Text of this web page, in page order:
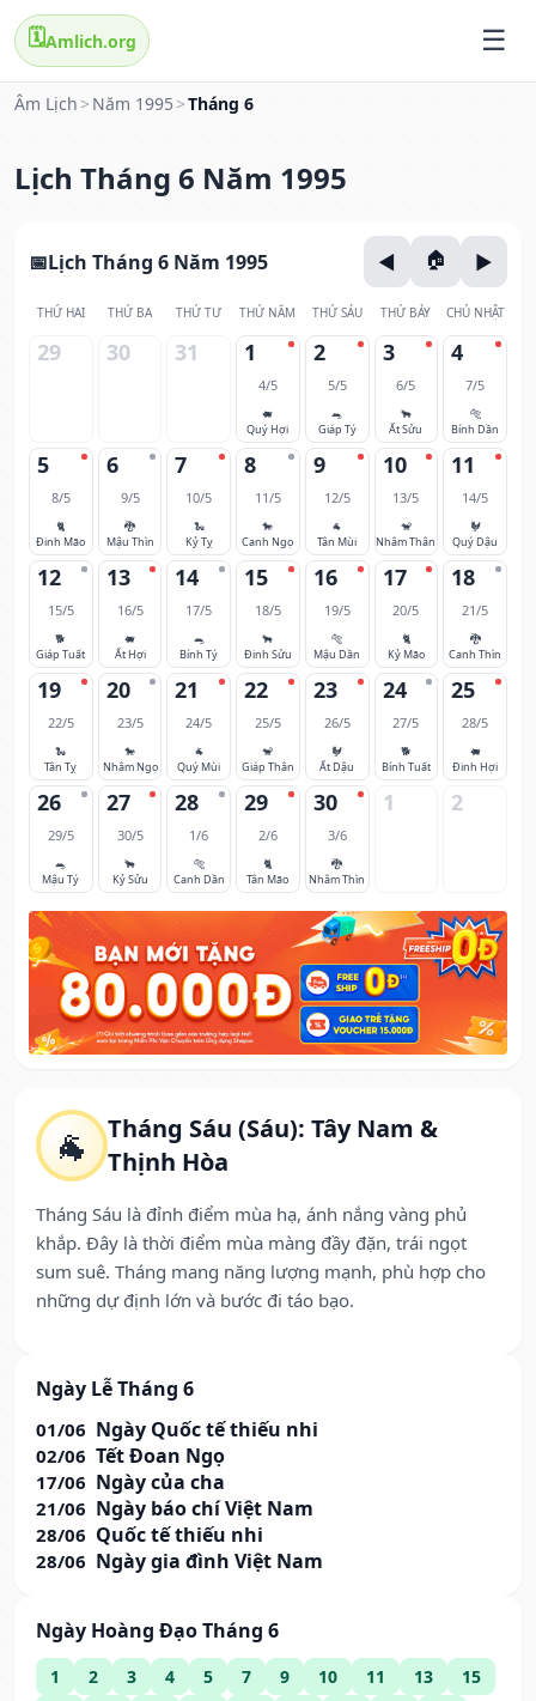
🗓️Amlich.org
Âm Lịch > Năm 1995 >Tháng 6
Lịch Tháng 6 Năm 1995
🐐
Tháng Sáu (Sáu): Tây Nam &
Thịnh Hòa
Tháng Sáu là đỉnh điểm mùa hạ, ánh nắng vàng phủ
khắp. Đây là thời điểm mùa màng đầy đặn, trái ngọt
sum suê. Tháng mang năng lượng mạnh, phù hợp cho
những dự định lớn và bước đi táo bạo.
Ngày Lễ Tháng 6
01/06 Ngày Quốc tế thiếu nhi
02/06 Tết Đoan Ngọ
17/06 Ngày của cha
21/06 Ngày báo chí Việt Nam
28/06 Quốc tế thiếu nhi
28/06 Ngày gia đình Việt Nam
Ngày Hoàng Đạo Tháng 6
1 2 3 4 5 7 9 10 11 13
15
Lịch Tháng 6 Năm 1995
THỨ HAI THỨ BA THỨ TƯ THỨ NĂM THỨ SÁU THỨ BẢY CHỦ NHẬT
29 30 31 1
4/5
🐖
Quý Hợi
2
5/5
🐀
Giáp Tý
3
6/5
🐂
Ất Sửu
4
7/5
🐅
Bính Dần
5
8/5
🐈
Đinh Mão
6
9/5
🐉
Mậu Thìn
7
10/5
🐍
Kỷ Tỵ
8
11/5
🐎
Canh Ngọ
9
12/5
🐐
Tân Mùi
10
13/5
🐒
Nhâm Thân
11
14/5
🐓
Quý Dậu
12
15/5
🐕
Giáp Tuất
13
16/5
🐖
Ất Hợi
14
17/5
🐀
Bính Tý
15
18/5
🐂
Đinh Sửu
16
19/5
🐅
Mậu Dần
17
20/5
🐈
Kỷ Mão
18
21/5
🐉
Canh Thìn
19
22/5
🐍
Tân Tỵ
20
23/5
🐎
Nhâm Ngọ
21
24/5
🐐
Quý Mùi
22
25/5
🐒
Giáp Thân
23
26/5
🐓
Ất Dậu
24
27/5
🐕
Bính Tuất
25
28/5
🐖
Đinh Hợi
26
29/5
🐀
Mậu Tý
27
30/5
🐂
Kỷ Sửu
28
1/6
🐅
Canh Dần
29
2/6
🐈
Tân Mão
30
3/6
🐉
Nhâm Thìn
1 2